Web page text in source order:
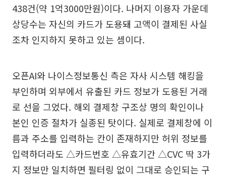
438건(약 1억3000만원)이다. 나머지 이용자 가운데
상당수는 자신의 카드가 도용돼 고액이 결제된 사실
조차 인지하지 못하고 있는 셈이다.
오픈AI와 나이스정보통신 측은 자사 시스템 해킹을
부인하며 외부에서 유출된 카드 정보가 도용된 거래
로 선을 그었다. 해외 결제창 구조상 명의 확인이나
본인 인증 절차가 실종된 탓이다. 실제로 결제창에 이
름과 주소를 입력하는 칸이 존재하지만 허위 정보를
입력하더라도 △카드번호 △유효기간 △CVC 딱 3가
지 정보만 일치하면 필터링 없이 그대로 승인되는 구